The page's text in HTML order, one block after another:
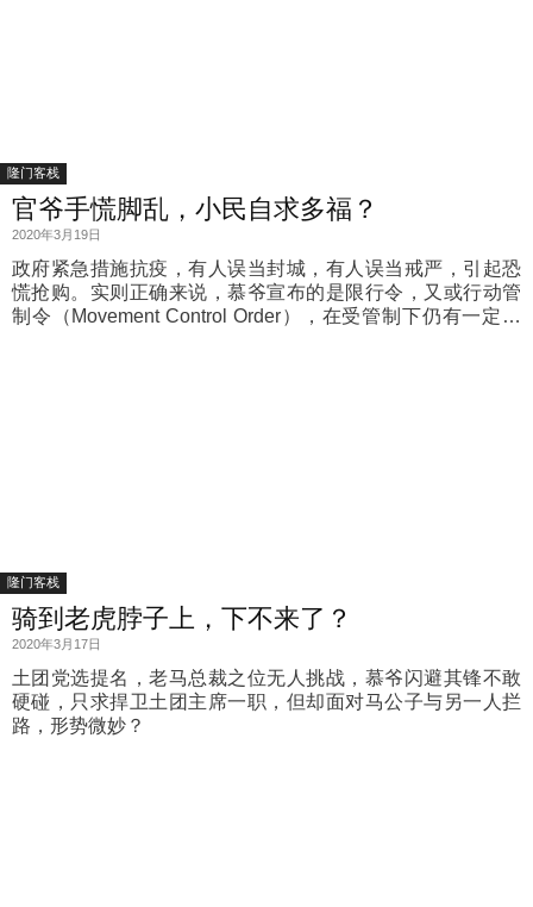
隆门客栈
官爷手慌脚乱，小民自求多福？
2020年3月19日
政府紧急措施抗疫，有人误当封城，有人误当戒严，引起恐
慌抢购。实则正确来说，慕爷宣布的是限行令，又或行动管
制令（Movement Control Order），在受管制下仍有一定行
隆门客栈
骑到老虎脖子上，下不来了？
2020年3月17日
土团党选提名，老马总裁之位无人挑战，慕爷闪避其锋不敢
硬碰，只求捍卫土团主席一职，但却面对马公子与另一人拦
路，形势微妙？